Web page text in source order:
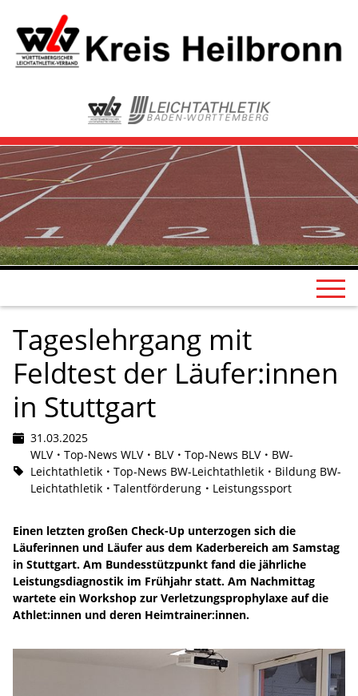
Tageslehrgang mit
Feldtest der Läufer:innen
in Stuttgart
31.03.2025
WLV
Top-News WLV BLV Top-News BLV
BW-
Leichtathletik
Top-News BW-Leichtathletik
Bildung BW-
Leichtathletik
Talentförderung Leistungssport
Einen letzten großen Check-Up unterzogen sich die
Läuferinnen und Läufer aus dem Kaderbereich am Samstag
in Stuttgart. Am Bundesstützpunkt fand die jährliche
Leistungsdiagnostik im Frühjahr statt. Am Nachmittag
wartete ein Workshop zur Verletzungsprophylaxe auf die
Athlet:innen und deren Heimtrainer:innen.